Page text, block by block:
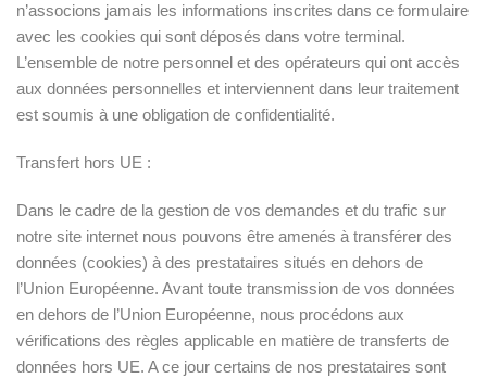
n’associons jamais les informations inscrites dans ce formulaire
avec les cookies qui sont déposés dans votre terminal.
L’ensemble de notre personnel et des opérateurs qui ont accès
aux données personnelles et interviennent dans leur traitement
est soumis à une obligation de confidentialité.
Transfert hors UE :
Dans le cadre de la gestion de vos demandes et du trafic sur
notre site internet nous pouvons être amenés à transférer des
données (cookies) à des prestataires situés en dehors de
l’Union Européenne. Avant toute transmission de vos données
en dehors de l’Union Européenne, nous procédons aux
vérifications des règles applicable en matière de transferts de
données hors UE. A ce jour certains de nos prestataires sont